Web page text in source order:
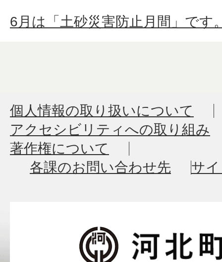
6月は「土砂災害防止月間」です
個人情報の取り扱いについて
アクセシビリティへの取り組み
著作権について
各課のお問い合わせ先
サ